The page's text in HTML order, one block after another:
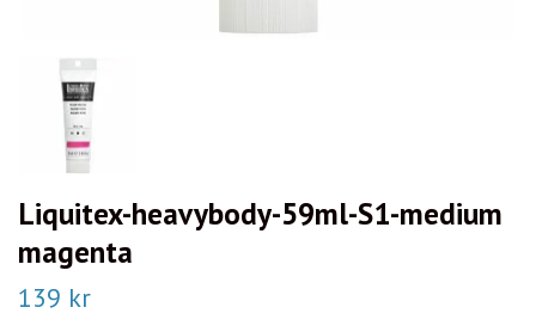
Liquitex-heavybody-59ml-S1-medium
magenta
139 kr